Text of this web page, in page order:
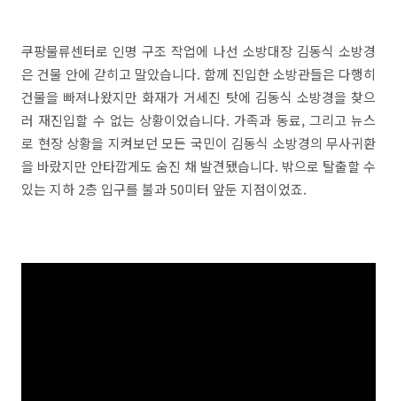
쿠팡물류센터로 인명 구조 작업에 나선 소방대장 김동식 소방경
은 건물 안에 갇히고 말았습니다. 함께 진입한 소방관들은 다행히
건물을 빠져나왔지만 화재가 거세진 탓에 김동식 소방경을 찾으
러 재진입할 수 없는 상황이었습니다. 가족과 동료, 그리고 뉴스
로 현장 상황을 지켜보던 모든 국민이 김동식 소방경의 무사귀환
을 바랐지만 안타깝게도 숨진 채 발견됐습니다. 밖으로 탈출할 수
있는 지하 2층 입구를 불과 50미터 앞둔 지점이었죠.